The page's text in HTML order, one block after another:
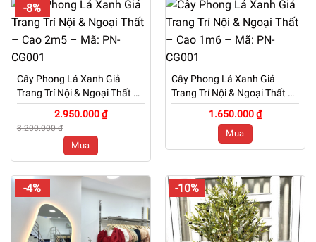
-8%
Cây Phong Lá Xanh Giả
Trang Trí Nội & Ngoại Thất –
Cao 2m5 – Mã: PN-CG001
2.950.000 ₫
3.200.000 ₫
Mua
Cây Phong Lá Xanh Giả
Trang Trí Nội & Ngoại Thất –
Cao 1m6 – Mã: PN-CG001
1.650.000 ₫
Mua
-4% -10%